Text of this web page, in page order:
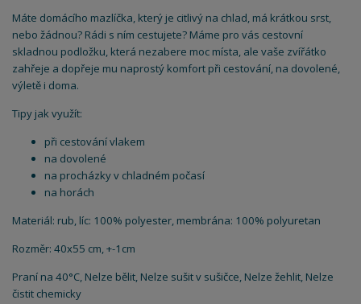
Máte domácího mazlíčka, který je citlivý na chlad, má krátkou srst,
nebo žádnou? Rádi s ním cestujete? Máme pro vás cestovní
skladnou podložku, která nezabere moc místa, ale vaše zvířátko
zahřeje a dopřeje mu naprostý komfort při cestování, na dovolené,
výletě i doma.
Tipy jak využít:
při cestování vlakem
na dovolené
na procházky v chladném počasí
na horách
Materiál: rub, líc: 100% polyester, membrána: 100% polyuretan
Rozměr: 40x55 cm, +-1cm
Praní na 40°C, Nelze bělit, Nelze sušit v sušičce, Nelze žehlit, Nelze
čistit chemicky